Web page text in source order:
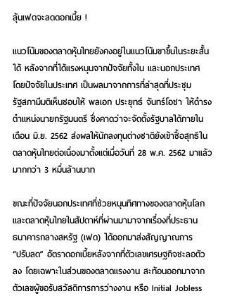
ลุ้นเฟดจะลดดอกเบี้ย !
แนวโน้มของตลาดหุ้นไทยยังคงอยู่ในแนวโน้มขาขึ้นในระยะสั้น
ได้ หลังจากที่ได้แรงหนุนจากปัจจัยทั้งใน และนอกประเทศ
โดยปัจจัยในประเทศ เป็นผลมาจากการที่ล่าสุดที่ประชุม
รัฐสภามีมติเห็นชอบให้ พลเอก ประยุทธ์ จันทร์โอชา ให้ดำรง
ตำแหน่งนายกรัฐมนตรี ซึ่งคาดว่าจะจัดตั้งรัฐบาลได้ภายใน
เดือน มิ.ย. 2562 ส่งผลให้นักลงทุนต่างชาติยังเข้าซื้อสุทธิใน
ตลาดหุ้นไทยต่อเนื่องมาตั้งแต่เมื่อวันที่ 28 พ.ค. 2562 มาแล้ว
มากกว่า 3 หมื่นล้านบาท
ขณะที่ปัจจัยนอกประเทศที่ช่วยหนุนทิศทางของตลาดหุ้นโลก
และตลาดหุ้นไทยในสัปดาห์ที่ผ่านมามาจากเรื่องที่ประธาน
ธนาคารกลางสหรัฐ (เฟด) ได้ออกมาส่งสัญญาณการ
“ปรับลด” อัตราดอกเบี้ยหลังจากที่ตัวเลขเศรษฐกิจชะลอตัว
ลง โดยเฉพาะในส่วนของตลาดแรงงาน สะท้อนออกมาจาก
ตัวเลขผู้ขอรับสวัสดิการการว่างงาน หรือ Initial Jobless